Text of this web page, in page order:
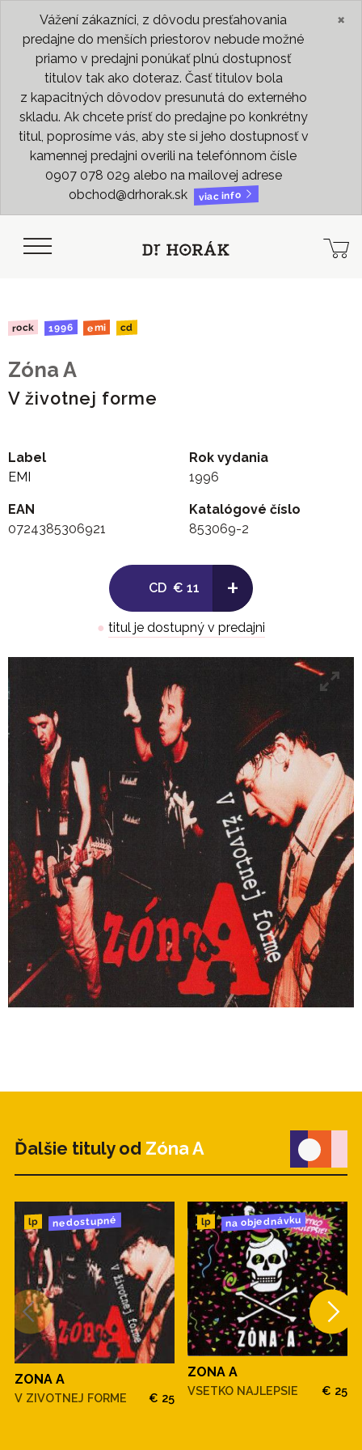
Vážení zákazníci, z dôvodu presťahovania
predajne do menších priestorov nebude možné
priamo v predajni ponúkať plnú dostupnosť
titulov tak ako doteraz. Časť titulov bola
z kapacitných dôvodov presunutá do externého
skladu. Ak chcete prísť do predajne po konkrétny
titul, poprosíme vás, aby ste si jeho dostupnosť v
kamennej predajni overili na telefónnom čísle
0907 078 029 alebo na mailovej adrese
obchod@drhorak.sk
viac info
×
rock 1996 emi cd
Zóna A
V životnej forme
Label
EMI
Rok vydania
1996
EAN
0724385306921
Katalógové číslo
853069-2
CD € 11 +
● titul je dostupný v predajni
Ďalšie tituly od Zóna A
lp nedostupné
ZONA A
V ZIVOTNEJ FORME € 25
lp na objednávku
ZONA A
VSETKO NAJLEPSIE € 25